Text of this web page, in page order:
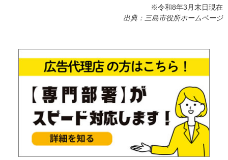
※令和8年3月末日現在
出典：三島市役所ホームページ